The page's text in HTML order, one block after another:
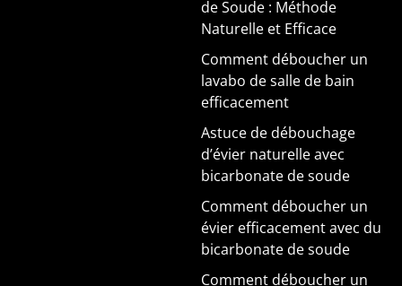
de Soude : Méthode
Naturelle et Efficace
Comment déboucher un
lavabo de salle de bain
efficacement
Astuce de débouchage
d’évier naturelle avec
bicarbonate de soude
Comment déboucher un
évier efficacement avec du
bicarbonate de soude
Comment déboucher un